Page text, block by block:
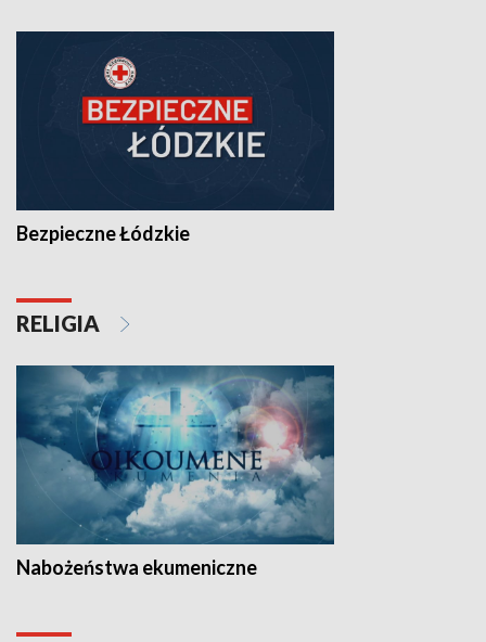
Bezpieczne Łódzkie
RELIGIA
Nabożeństwa ekumeniczne